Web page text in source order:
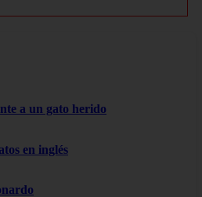
a un gato herido
en inglés